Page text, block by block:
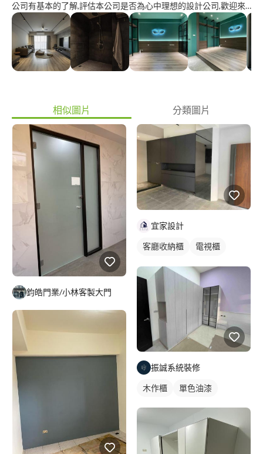
公司有基本的了解,評估本公司是否為心中理想的設計公司,歡迎來
電預約丈量工地現場 2.圖面規劃-丈量後,公司規劃放樣圖\平面配置
圖及初步設計預算與構想討論 3.工程報價-依設計合約定案圖面提
出準確工程報價/工程進度與材料建議 4.簽約-簽訂工程合約,公司成
立專案建檔,對業主提供完整的設計與施工服務 5.工程施工/流程-針
對工程進度安排工序,按照工程進度施作請款 6.完工驗收-工程完工
相似圖片 分類圖片
鈞皓門業/小林客製大門
宜家設計
客廳收納櫃
電視櫃
玄關櫃
振誠系統裝修
木作櫃 單色油漆